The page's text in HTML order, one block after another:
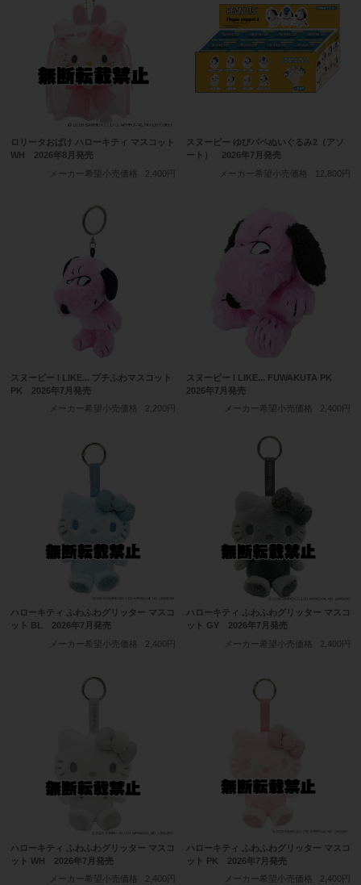
ロリータおばけ ハローキティ マスコット
WH 2026年8月発売
メーカー希望小売価格
2,400円
スヌーピー ゆびパペぬいぐるみ2（アソ
ート） 2026年7月発売
メーカー希望小売価格
12,800円
スヌーピー I LIKE... プチふわマスコット
PK 2026年7月発売
メーカー希望小売価格
2,200円
スヌーピー I LIKE... FUWAKUTA PK
2026年7月発売
メーカー希望小売価格
2,400円
ハローキティ ふわふわグリッター マスコ
ット BL 2026年7月発売
メーカー希望小売価格
2,400円
ハローキティ ふわふわグリッター マスコ
ット GY 2026年7月発売
メーカー希望小売価格
2,400円
ハローキティ ふわふわグリッター マスコ
ット WH 2026年7月発売
メーカー希望小売価格
2,400円
ハローキティ ふわふわグリッター マスコ
ット PK 2026年7月発売
メーカー希望小売価格
2,400円